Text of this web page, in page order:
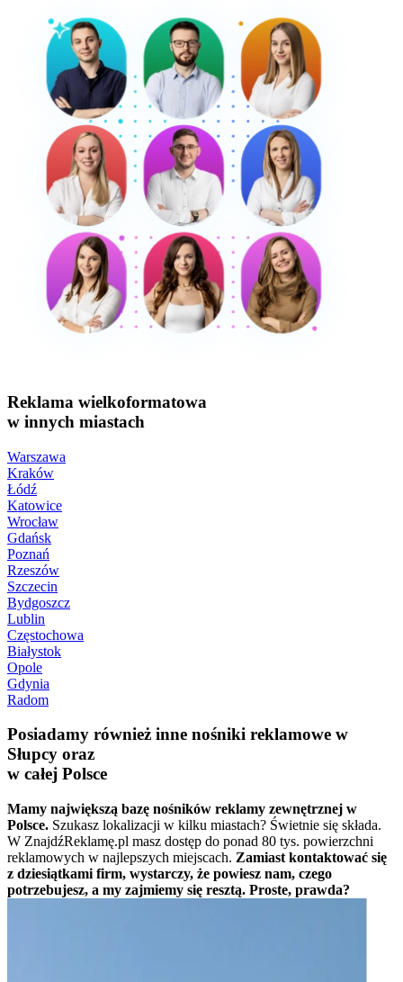
Reklama wielkoformatowa
w innych miastach
Warszawa
Kraków
Łódź
Katowice
Wrocław
Gdańsk
Poznań
Rzeszów
Szczecin
Bydgoszcz
Lublin
Częstochowa
Białystok
Opole
Gdynia
Radom
Posiadamy również inne nośniki reklamowe w
Słupcy oraz
w całej Polsce
Mamy największą bazę nośników reklamy zewnętrznej w
Polsce. Szukasz lokalizacji w kilku miastach? Świetnie się składa.
W ZnajdźReklamę.pl masz dostęp do ponad 80 tys. powierzchni
reklamowych w najlepszych miejscach. Zamiast kontaktować się
z dziesiątkami firm, wystarczy, że powiesz nam, czego
potrzebujesz, a my zajmiemy się resztą. Proste, prawda?